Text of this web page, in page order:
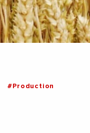
#Production